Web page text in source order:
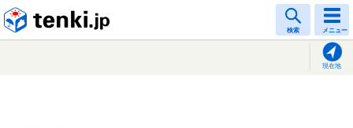
検索 メニュー
現在地